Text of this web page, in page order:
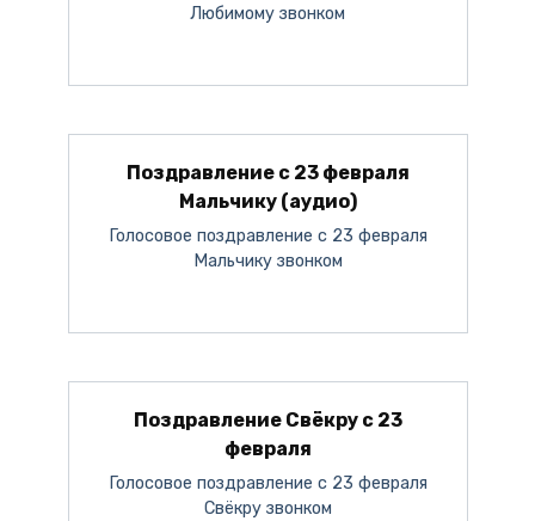
Любимому звонком
Поздравление с 23 февраля
Мальчику (аудио)
Голосовое поздравление с 23 февраля
Мальчику звонком
Поздравление Свёкру с 23
февраля
Голосовое поздравление с 23 февраля
Свёкру звонком